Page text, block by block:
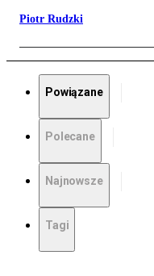
Piotr Rudzki
Powiązane
Polecane
Najnowsze
Tagi